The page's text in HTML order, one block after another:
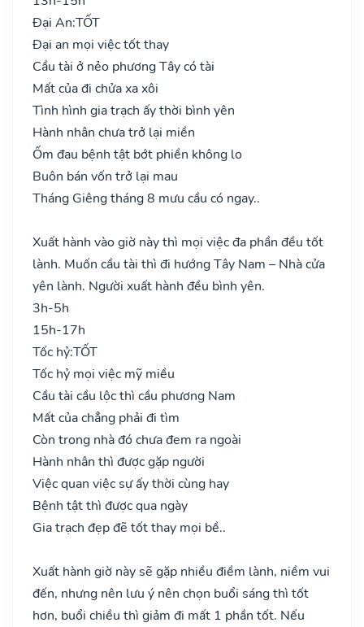
Đại An:TỐT
Đại an mọi việc tốt thay
Cầu tài ở nẻo phương Tây có tài
Mất của đi chửa xa xôi
Tình hình gia trạch ấy thời bình yên
Hành nhân chưa trở lại miền
Ốm đau bệnh tật bớt phiền không lo
Buôn bán vốn trở lại mau
Tháng Giêng tháng 8 mưu cầu có ngay..
Xuất hành vào giờ này thì mọi việc đa phần đều tốt
lành. Muốn cầu tài thì đi hướng Tây Nam – Nhà cửa
yên lành. Người xuất hành đều bình yên.
3h-5h
15h-17h
Tốc hỷ:TỐT
Tốc hỷ mọi việc mỹ miều
Cầu tài cầu lộc thì cầu phương Nam
Mất của chẳng phải đi tìm
Còn trong nhà đó chưa đem ra ngoài
Hành nhân thì được gặp người
Việc quan việc sự ấy thời cùng hay
Bệnh tật thì được qua ngày
Gia trạch đẹp đẽ tốt thay mọi bề..
Xuất hành giờ này sẽ gặp nhiều điềm lành, niềm vui
đến, nhưng nên lưu ý nên chọn buổi sáng thì tốt
hơn, buổi chiều thì giảm đi mất 1 phần tốt. Nếu